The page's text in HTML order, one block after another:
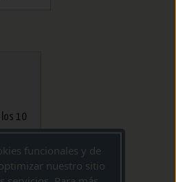
10
el
funcionales y de
nuestro sitio